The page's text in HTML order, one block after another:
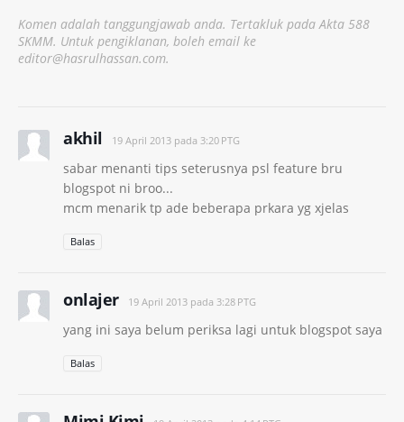
Komen adalah tanggungjawab anda. Tertakluk pada Akta 588
SKMM. Untuk pengiklanan, boleh email ke
editor@hasrulhassan.com.
akhil 19 April 2013 pada 3:20 PTG
sabar menanti tips seterusnya psl feature bru
blogspot ni broo...
mcm menarik tp ade beberapa prkara yg xjelas
Balas
onlajer 19 April 2013 pada 3:28 PTG
yang ini saya belum periksa lagi untuk blogspot saya
Balas